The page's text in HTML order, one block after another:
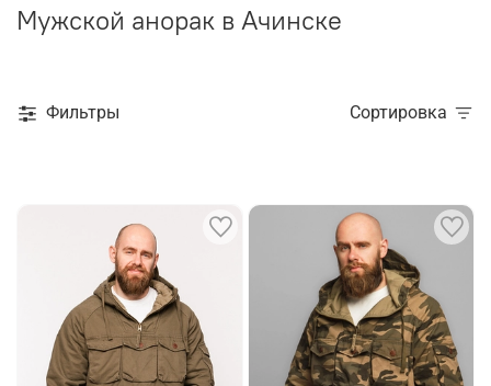
Мужской анорак в Ачинске
Фильтры Сортировка